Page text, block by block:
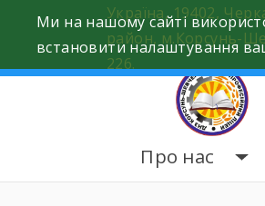
Україна, 19402,
район, м.Корсунь-
226.
Про нас
Ми на нашому сайті
встановити налаштування